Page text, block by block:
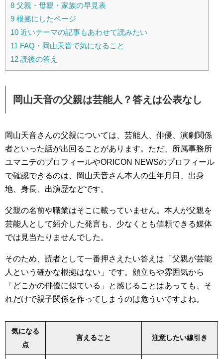
8 父親・母親・家族の早見表
9 根拠にしたページ
10 近いテーマの記事もあわせて読みたい
11 FAQ・岡山天音で気になること
12 読後の答え
岡山天音の父親は芸能人？答えは公表なし
岡山天音さんの父親については、芸能人、俳優、演劇関係
者といった話が出回ることがあります。ただ、所属事務所
ユマニテのプロフィールやORICON NEWSのプロフィール
で確認できるのは、岡山天音さん本人の生年月日、出身
地、身長、出演歴などです。
父親の名前や職業はそこに載っていません。本人が父親を
芸能人として紹介した発言も、少なくとも信頼できる媒体
では見当たりませんでした。
そのため、読者として一番押さえたい答えは「父親が芸能
人という確かな根拠はない」です。顔立ちや雰囲気から
「どこかの俳優に似ている」と感じることはあっても、そ
れだけで親子関係を作ってしまうのは危ういですよね。
気になる
点
言えること 注意したい線引き